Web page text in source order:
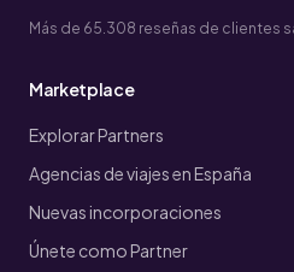
Más de 65.308 reseñas de clientes
Marketplace
Explorar Partners
Agencias de viajes en España
Nuevas incorporaciones
Únete como Partner